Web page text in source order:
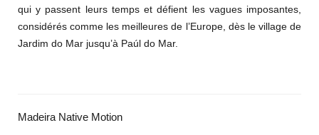
qui y passent leurs temps et défient les vagues imposantes,
considérés comme les meilleures de l’Europe, dès le village de
Jardim do Mar jusqu’à Paúl do Mar.
Madeira Native Motion